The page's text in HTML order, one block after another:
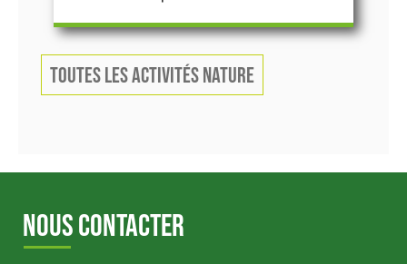
TOUTES LES ACTIVITÉS NATURE
NOUS CONTACTER